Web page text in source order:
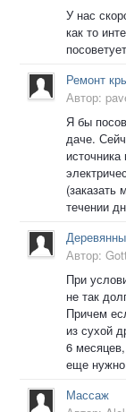
У нас
как то
Ремонт
Автор:
Я бы
даче.
(заказать
течении
Автор:
При
не так
Причем
из сухой
6
еще нужно
Массаж